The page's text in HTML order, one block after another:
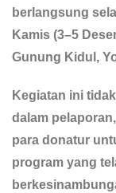
berlangsung
Kamis (3–5
Gunung Kidul,
Kegiatan ini
dalam
para donatur
program yang